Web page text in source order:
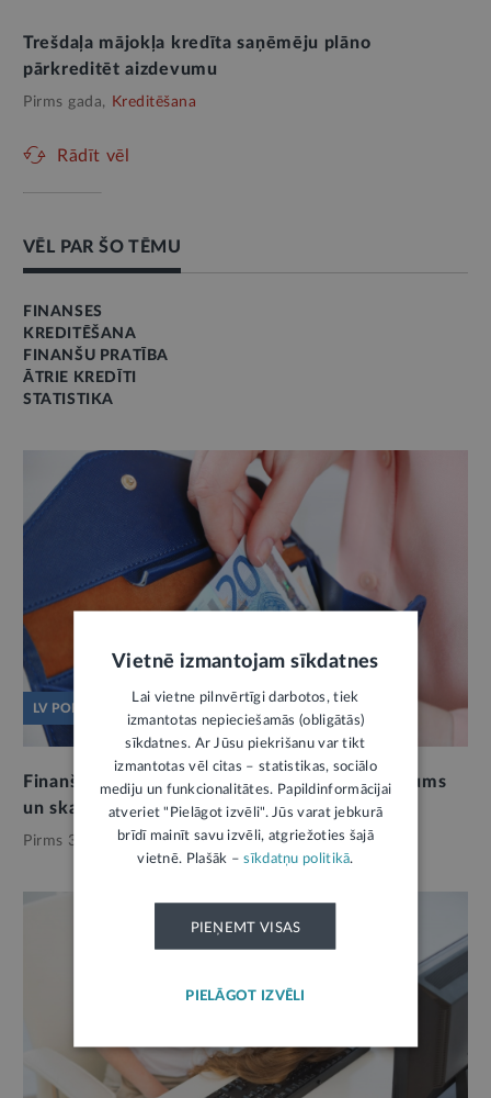
Trešdaļa mājokļa kredīta saņēmēju plāno
pārkreditēt aizdevumu
Pirms gada, Kreditēšana
Rādīt vēl
VĒL PAR ŠO TĒMU
FINANSES
KREDITĒŠANA
FINANŠU PRATĪBA
ĀTRIE KREDĪTI
STATISTIKA
LV PORTĀLS JAUTĀ
Finanšu pratības vājās vietas: ekspertu vērtējums
un skats no malas
2
Pirms 3 mēnešiem, Finanses
Vietnē izmantojam sīkdatnes
Lai vietne pilnvērtīgi darbotos, tiek
izmantotas nepieciešamās (obligātās)
sīkdatnes. Ar Jūsu piekrišanu var tikt
izmantotas vēl citas – statistikas, sociālo
mediju un funkcionalitātes. Papildinformācijai
atveriet "Pielāgot izvēli". Jūs varat jebkurā
brīdī mainīt savu izvēli, atgriežoties šajā
vietnē. Plašāk –sīkdatņu politikā.
PIEŅEMT VISAS
PIELĀGOT IZVĒLI